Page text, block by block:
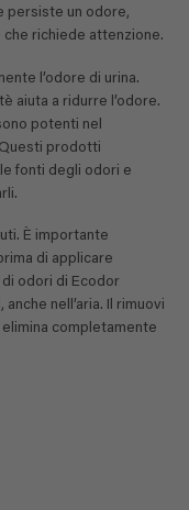
persiste un odore,
richiede attenzione.
l’odore di urina.
aiuta a ridurre l’odore.
potenti nel
prodotti
fonti degli odori e
È importante
di applicare
di odori di Ecodor
nell’aria. Il rimuovi
completamente